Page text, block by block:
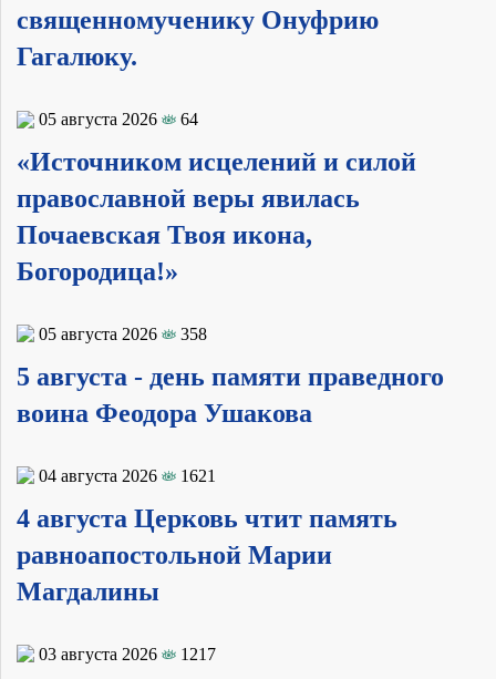
священномученику Онуфрию
Гагалюку.
05 августа 2026 64
«Источником исцелений и силой
православной веры явилась
Почаевская Твоя икона,
Богородица!»
05 августа 2026 358
5 августа - день памяти праведного
воина Феодора Ушакова
04 августа 2026 1621
4 августа Церковь чтит память
равноапостольной Марии
Магдалины
03 августа 2026 1217